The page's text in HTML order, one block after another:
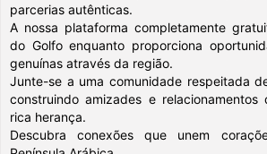
parcerias autênticas.
A nossa plataforma completamente
do Golfo enquanto proporciona
genuínas através da região.
Junte-se a uma comunidade respeitada
construindo amizades e relacionamentos
rica herança.
Descubra conexões que unem